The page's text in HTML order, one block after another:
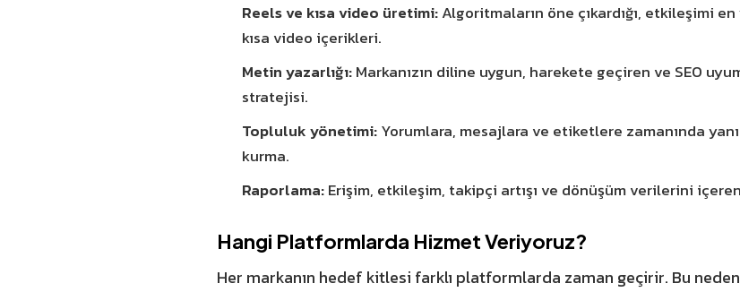
Reels ve kısa video üretimi:Algoritmaların öne çıkardığı, etkileşimi
kısa video içerikleri.
Metin yazarlığı:Markanızın diline uygun, harekete geçiren ve SEO
stratejisi.
Topluluk yönetimi:Yorumlara, mesajlara ve etiketlere zamanında
kurma.
Raporlama:Erişim, etkileşim, takipçi artışı ve dönüşüm verilerini
Hangi Platformlarda Hizmet Veriyoruz?
Her markanın hedef kitlesi farklı platformlarda zaman geçirir. Bu